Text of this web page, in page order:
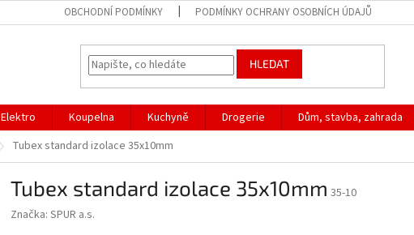
OBCHODNÍ PODMÍNKY PODMÍNKY OCHRANY OSOBNÍCH ÚDAJŮ
HLEDAT
Elektro Koupelna Kuchyně Drogerie Dům, stavba, zahrada
Tubex standard izolace 35x10mm
Tubex standard izolace 35x10mm 35-10
Značka: SPUR a.s.